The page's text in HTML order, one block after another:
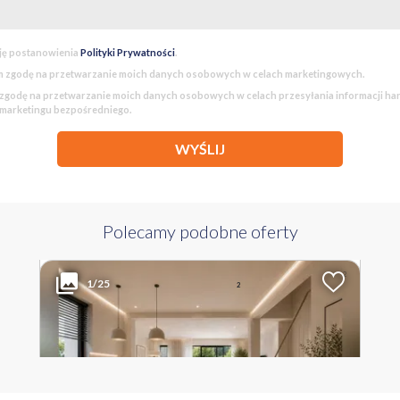
postanowienia Polityki Prywatności.
zgodę na przetwarzanie moich danych osobowych w celach marketingowych.
na przetwarzanie moich danych osobowych w celach przesyłania informacji
bezpośredniego.
WYŚLIJ
Polecamy podobne oferty
1/254
2
Cena za m2
8 416 PLN
WIELKOPOLSKIE Poznań Morasko ul. Glinno